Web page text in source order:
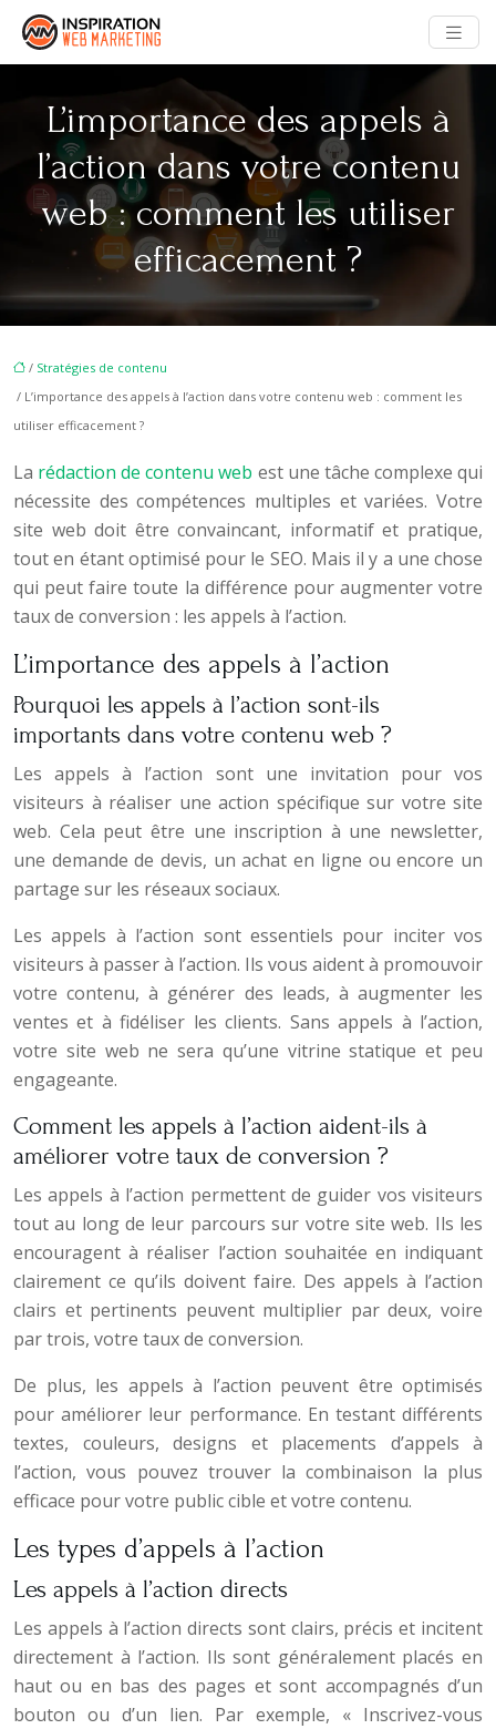
L’importance des appels à
l’action dans votre contenu
web : comment les utiliser
efficacement ?
/ Stratégies de contenu
/ L’importance des appels à l’action dans votre contenu web : comment les
utiliser efficacement ?
La rédaction de contenu web est une tâche complexe qui
nécessite des compétences multiples et variées. Votre
site web doit être convaincant, informatif et pratique,
tout en étant optimisé pour le SEO. Mais il y a une chose
qui peut faire toute la différence pour augmenter votre
taux de conversion : les appels à l’action.
L’importance des appels à l’action
Pourquoi les appels à l’action sont-ils
importants dans votre contenu web ?
Les appels à l’action sont une invitation pour vos
visiteurs à réaliser une action spécifique sur votre site
web. Cela peut être une inscription à une newsletter,
une demande de devis, un achat en ligne ou encore un
partage sur les réseaux sociaux.
Les appels à l’action sont essentiels pour inciter vos
visiteurs à passer à l’action. Ils vous aident à promouvoir
votre contenu, à générer des leads, à augmenter les
ventes et à fidéliser les clients. Sans appels à l’action,
votre site web ne sera qu’une vitrine statique et peu
engageante.
Comment les appels à l’action aident-ils à
améliorer votre taux de conversion ?
Les appels à l’action permettent de guider vos visiteurs
tout au long de leur parcours sur votre site web. Ils les
encouragent à réaliser l’action souhaitée en indiquant
clairement ce qu’ils doivent faire. Des appels à l’action
clairs et pertinents peuvent multiplier par deux, voire
par trois, votre taux de conversion.
De plus, les appels à l’action peuvent être optimisés
pour améliorer leur performance. En testant différents
textes, couleurs, designs et placements d’appels à
l’action, vous pouvez trouver la combinaison la plus
efficace pour votre public cible et votre contenu.
Les types d’appels à l’action
Les appels à l’action directs
Les appels à l’action directs sont clairs, précis et incitent
directement à l’action. Ils sont généralement placés en
haut ou en bas des pages et sont accompagnés d’un
bouton ou d’un lien. Par exemple, « Inscrivez-vous